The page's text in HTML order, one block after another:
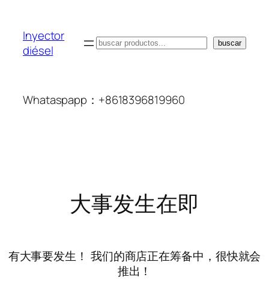
Inyector
diésel
搜
buscar
Whataspapp：+8618396819960
大事发生在即
有大事要发生！ 我们的商店正在筹备中，很快就会
推出！